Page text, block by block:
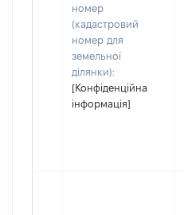
номер
(кадастровий
номер для
земельної
ділянки):
[Конфіденційна
інформація]